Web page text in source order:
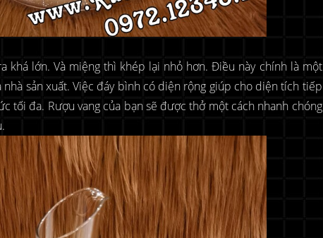
khá lớn. Và miệng thì khép lại nhỏ hơn. Điều này chính là một
sản xuất. Việc đáy bình có diện rộng giúp cho diện tích tiếp
tối đa. Rượu vang của bạn sẽ được thở một cách nhanh chóng